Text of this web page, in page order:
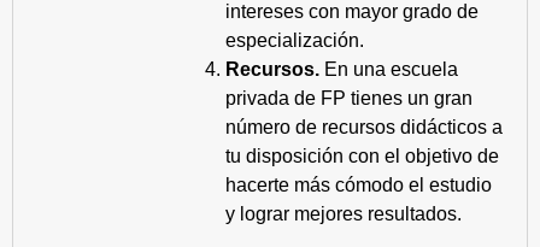
intereses con mayor grado de
especialización.
Recursos. En una escuela
privada de FP tienes un gran
número de recursos didácticos a
tu disposición con el objetivo de
hacerte más cómodo el estudio
y lograr mejores resultados.